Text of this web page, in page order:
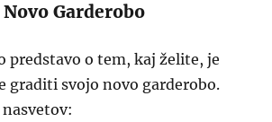
Garderobo
predstavo o tem, kaj želite, je
graditi svojo novo garderobo.